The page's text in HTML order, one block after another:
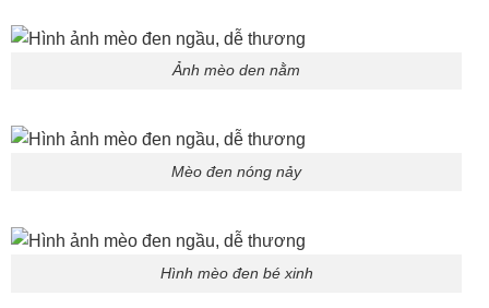
Ảnh mèo den nằm
Mèo đen nóng nảy
Hình mèo đen bé xinh